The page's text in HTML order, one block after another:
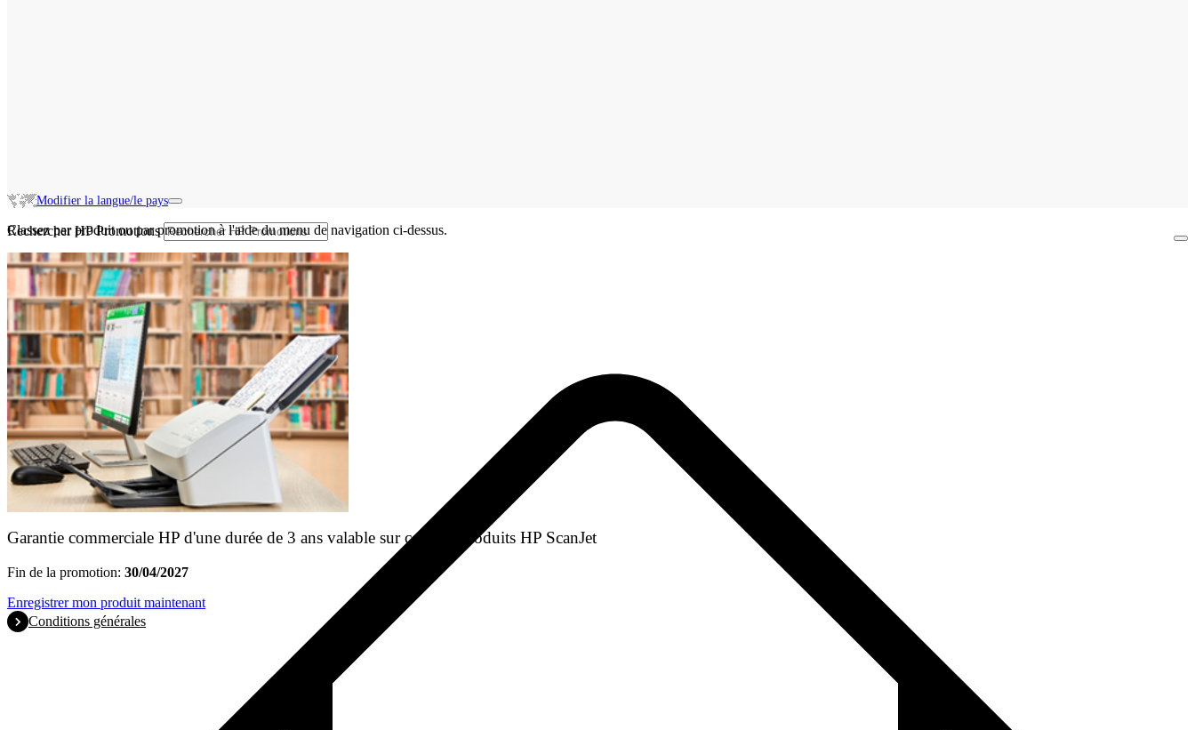
Modifier la langue/le pays
Rechercher HP Promotions
Classez par produit ou par promotion à l'aide du menu de navigation ci-dessus.
Garantie commerciale HP d'une durée de 3 ans valable sur certains produits HP ScanJet
Fin de la promotion: 30/04/2027
Enregistrer mon produit maintenant
Conditions générales